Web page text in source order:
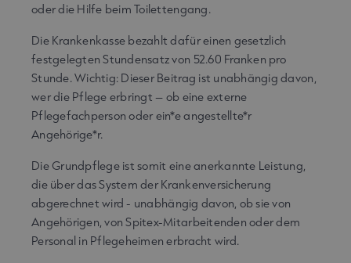
oder die Hilfe beim Toilettengang.
Die Krankenkasse bezahlt dafür einen gesetzlich
festgelegten Stundensatz von 52.60 Franken pro
Stunde. Wichtig: Dieser Beitrag ist unabhängig davon,
wer die Pflege erbringt – ob eine externe
Pflegefachperson oder ein*e angestellte*r
Angehörige*r.
Die Grundpflege ist somit eine anerkannte Leistung,
die über das System der Krankenversicherung
abgerechnet wird - unabhängig davon, ob sie von
Angehörigen, von Spitex-Mitarbeitenden oder dem
Personal in Pflegeheimen erbracht wird.